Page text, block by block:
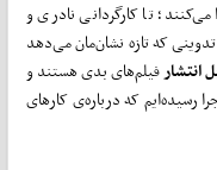
تا کارگردانی نادری و
که تازه نشان‌مان می‌دهد
انتشارفیلم‌های بدی هستند و
رسیده‌ایم که درباره‌ی کارهای